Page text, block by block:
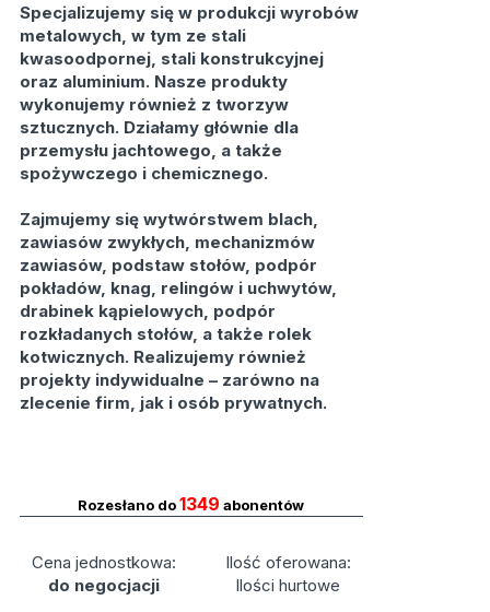
Specjalizujemy się w produkcji wyrobów
metalowych, w tym ze stali
kwasoodpornej, stali konstrukcyjnej
oraz aluminium. Nasze produkty
wykonujemy również z tworzyw
sztucznych. Działamy głównie dla
przemysłu jachtowego, a także
spożywczego i chemicznego.
Zajmujemy się wytwórstwem blach,
zawiasów zwykłych, mechanizmów
zawiasów, podstaw stołów, podpór
pokładów, knag, relingów i uchwytów,
drabinek kąpielowych, podpór
rozkładanych stołów, a także rolek
kotwicznych. Realizujemy również
projekty indywidualne – zarówno na
zlecenie firm, jak i osób prywatnych.
Rozesłano do1349 abonentów
Cena jednostkowa:
do negocjacji
Ilość oferowana:
Ilości hurtowe